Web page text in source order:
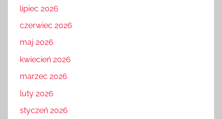
lipiec 2026
czerwiec 2026
maj 2026
kwiecień 2026
marzec 2026
luty 2026
styczeń 2026